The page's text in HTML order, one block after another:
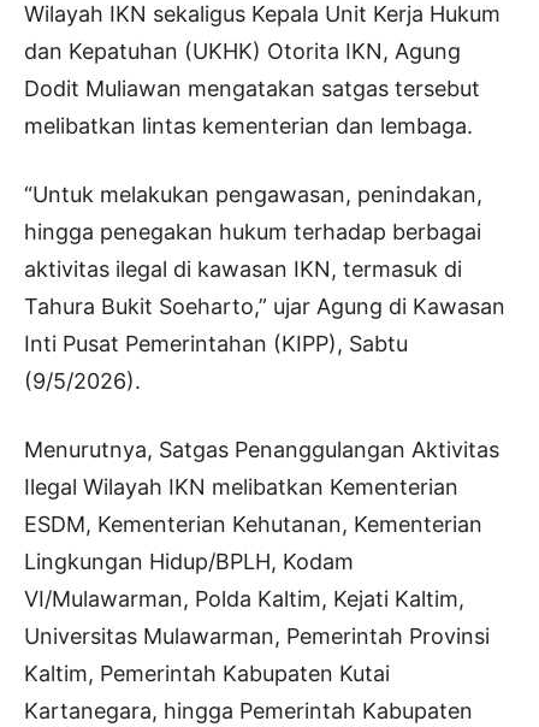
Wilayah IKN sekaligus Kepala Unit Kerja Hukum
dan Kepatuhan (UKHK) Otorita IKN, Agung
Dodit Muliawan mengatakan satgas tersebut
melibatkan lintas kementerian dan lembaga.
“Untuk melakukan pengawasan, penindakan,
hingga penegakan hukum terhadap berbagai
aktivitas ilegal di kawasan IKN, termasuk di
Tahura Bukit Soeharto,” ujar Agung di Kawasan
Inti Pusat Pemerintahan (KIPP), Sabtu
(9/5/2026).
Menurutnya, Satgas Penanggulangan Aktivitas
Ilegal Wilayah IKN melibatkan Kementerian
ESDM, Kementerian Kehutanan, Kementerian
Lingkungan Hidup/BPLH, Kodam
VI/Mulawarman, Polda Kaltim, Kejati Kaltim,
Universitas Mulawarman, Pemerintah Provinsi
Kaltim, Pemerintah Kabupaten Kutai
Kartanegara, hingga Pemerintah Kabupaten